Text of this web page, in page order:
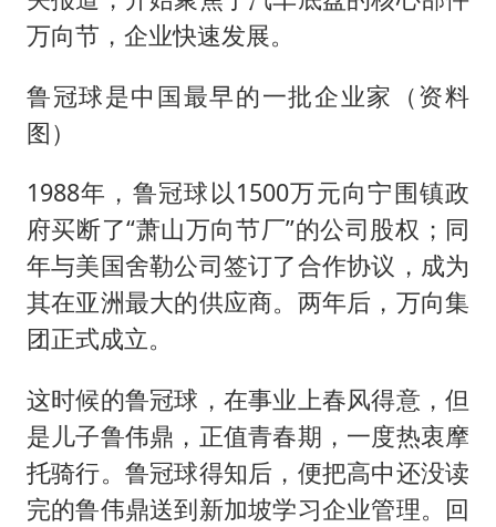
万向节，企业快速发展。
鲁冠球是中国最早的一批企业家（资料
图）
1988年，鲁冠球以1500万元向宁围镇政
府买断了“萧山万向节厂”的公司股权；同
年与美国舍勒公司签订了合作协议，成为
其在亚洲最大的供应商。两年后，万向集
团正式成立。
这时候的鲁冠球，在事业上春风得意，但
是儿子鲁伟鼎，正值青春期，一度热衷摩
托骑行。鲁冠球得知后，便把高中还没读
完的鲁伟鼎送到新加坡学习企业管理。回